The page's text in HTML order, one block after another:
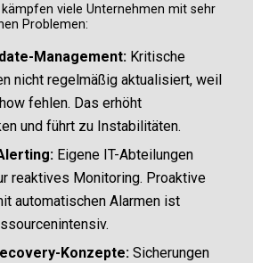
viele Unternehmen mit sehr
Problemen:
Management:Kritische
nicht regelmäßig aktualisiert, weil
fehlen. Das erhöht
und führt zu Instabilitäten.
Eigene IT-Abteilungen
reaktives Monitoring. Proaktive
automatischen Alarmen ist
Konzepte:Sicherungen